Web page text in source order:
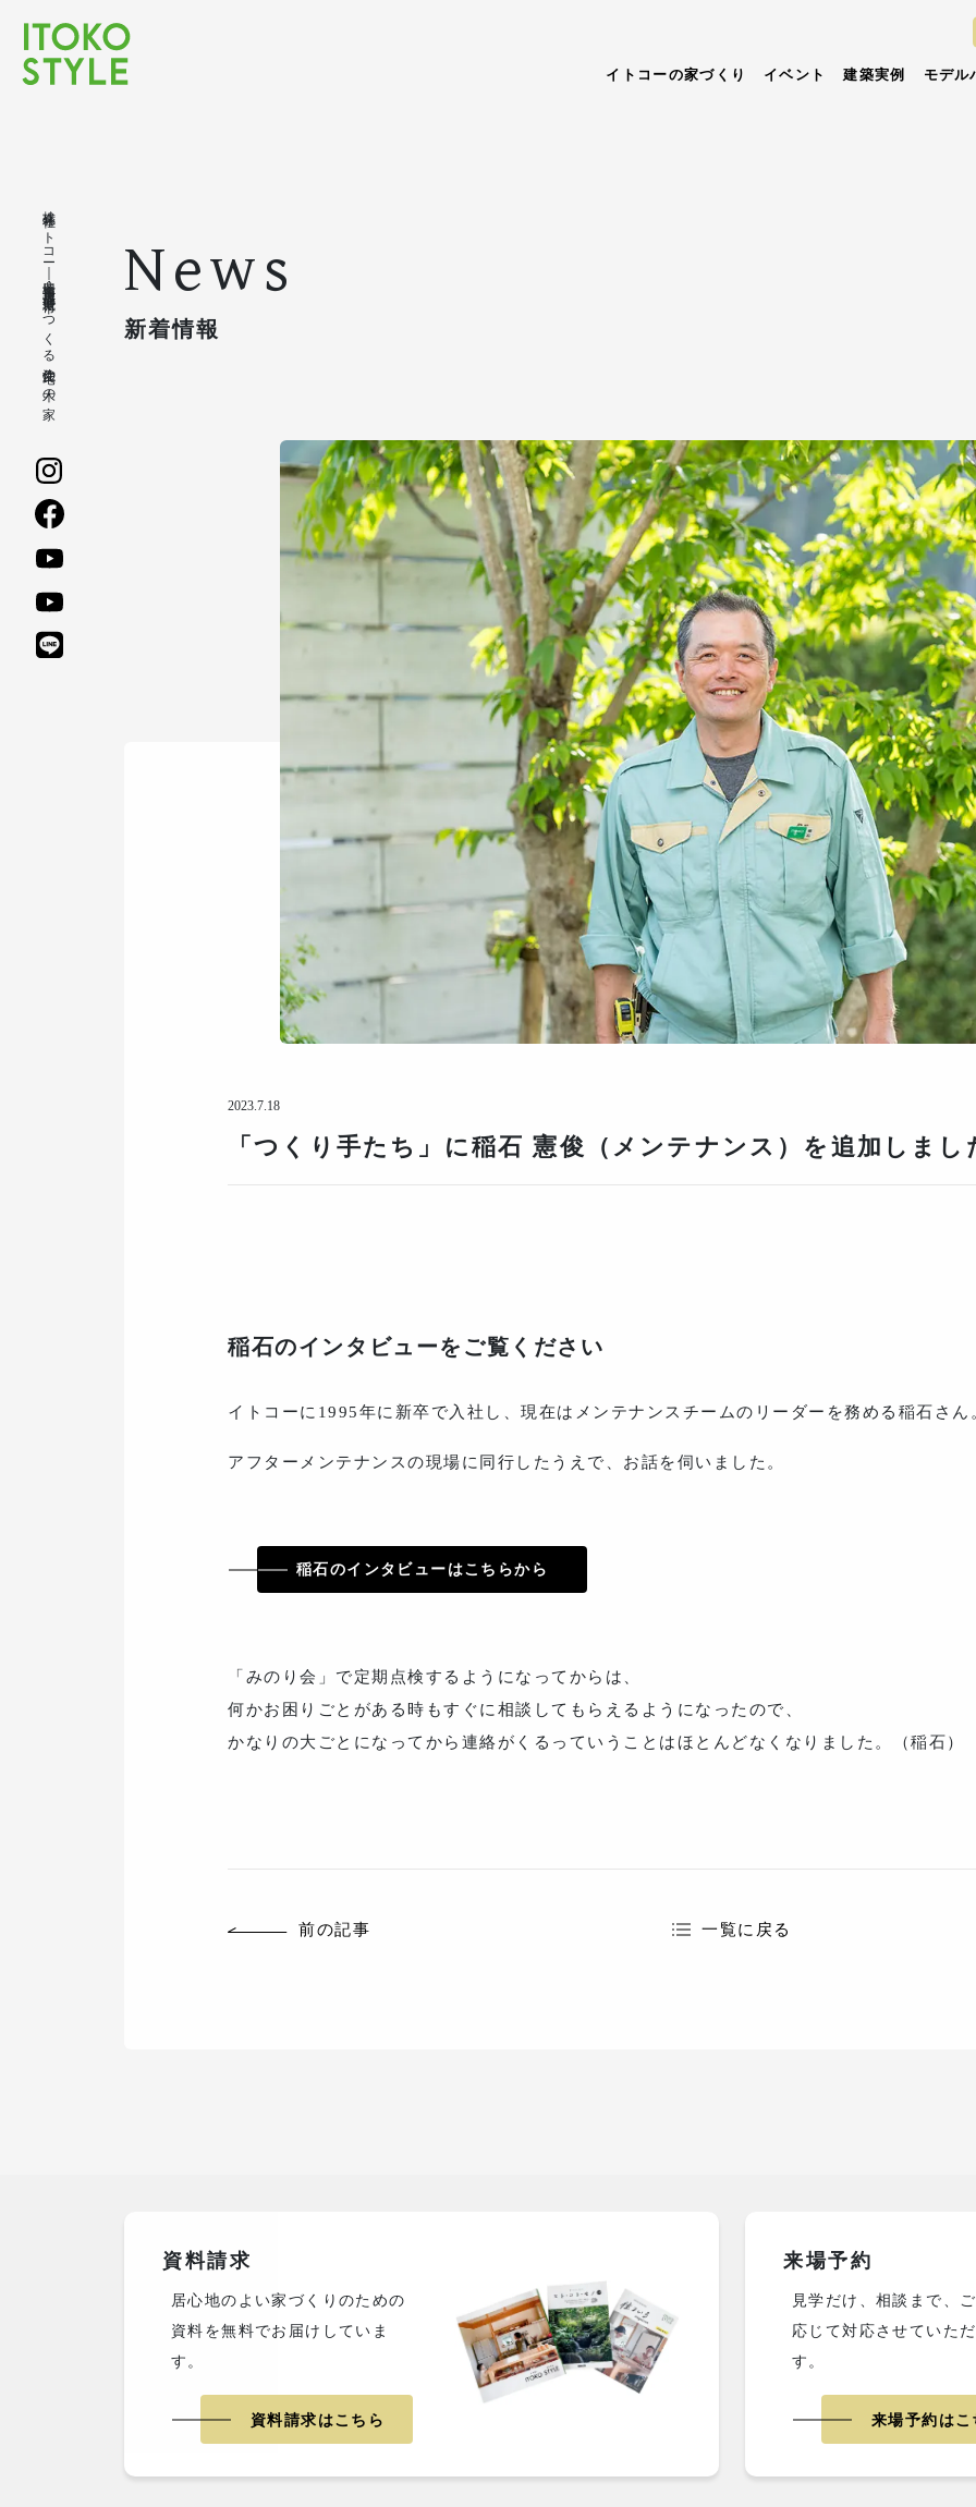
イトコーの家づくり イベント 建築実例 モデル
株式会社イトコー｜豊橋市・豊川市・蒲郡市・新城市でつくる注文住宅の木の家 News
新着情報
2023.7.18
「つくり手たち」に稲石 憲俊（メンテナンス）を追加しまし
稲石のインタビューをご覧ください
イトコーに1995年に新卒で入社し、現在はメンテナンスチームのリーダーを務める稲石さん
アフターメンテナンスの現場に同行したうえで、お話を伺いました。
稲石のインタビューはこちらから
「みのり会」で定期点検するようになってからは、
何かお困りごとがある時もすぐに相談してもらえるようになったので、
かなりの大ごとになってから連絡がくるっていうことはほとんどなくなりました。（稲石）
前の記事 一覧に戻る
資料請求
居心地のよい家づくりのための
資料を無料でお届けしていま
す。
資料請求はこちら
来場予約
見学だけ、相談まで、
応じて対応させていた
す。
来場予約はこ